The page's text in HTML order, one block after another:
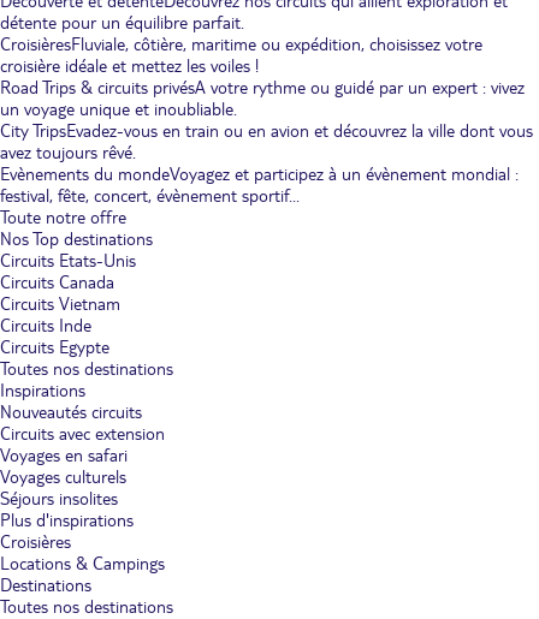
détente pour un équilibre parfait.
CroisièresFluviale, côtière, maritime ou expédition, choisissez votre
croisière idéale et mettez les voiles !
Road Trips & circuits privésA votre rythme ou guidé par un expert : vivez
un voyage unique et inoubliable.
City TripsEvadez-vous en train ou en avion et découvrez la ville dont vous
avez toujours rêvé.
Evènements du mondeVoyagez et participez à un évènement mondial :
festival, fête, concert, évènement sportif...
Toute notre offre
Nos Top destinations
Circuits Etats-Unis
Circuits Canada
Circuits Vietnam
Circuits Inde
Circuits Egypte
Toutes nos destinations
Inspirations
Nouveautés circuits
Circuits avec extension
Voyages en safari
Voyages culturels
Séjours insolites
Plus d'inspirations
Croisières
Locations & Campings
Destinations
Toutes nos destinations